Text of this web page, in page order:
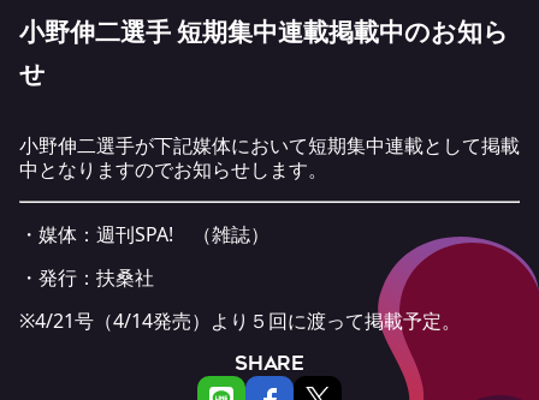
小野伸二選手 短期集中連載掲載中のお知ら
せ
小野伸二選手が下記媒体において短期集中連載として掲載
中となりますのでお知らせします。
・媒体： 週刊SPA! （雑誌）
・発行：扶桑社
※4/21号（4/14発売）より５回に渡って掲載予定。
SHARE